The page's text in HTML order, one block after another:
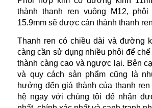
thành thanh ren vuông M12,
15.9mm sẽ được cán thành thanh
Thanh ren có chiều dài và đường
càng cần sử dụng nhiều phôi để
thành càng cao và ngược lại. Bên
và quy cách sản phẩm cũng là
hưởng đến giá thành của thanh
hệ ngay với chúng tôi để nhận